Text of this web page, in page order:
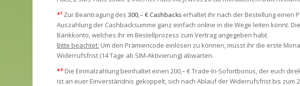
*¹ Zur Beantragung des300,– € Cashbacks erhaltet ihr nach der Bestellung einen
Auszahlung der Cashbacksumme ganz einfach online in die Wege leiten könnt.
Bankkonto, welches ihr im Bestellprozess zum Vertrag angegeben habt.
Bitte beachtet: Um den Prämiencode einlösen zu können, müsst ihr die erste
Widerrufsfrist (14 Tage ab SIM-Aktivierung) abwarten.
*² Die Einmalzahlung beinhaltet einen 200,– € Trade-In-Sofortbonus, der euch
ist an euer Einverständnis gekoppelt, sich nach Ablauf der Widerrufsfrist bis zum